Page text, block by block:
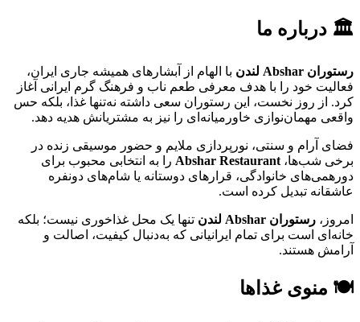
🏛️ درباره ما
رستورانAbshar لندنبا الهام از آبشارهای همیشه جاری ایران،
فعالیت خود را با هدف معرفی طعم ناب و فرهنگ گرم ایرانی آغاز
کرد. از روز نخست، این رستوران سعی داشته نه‌تنها غذا، بلکه حس
واقعی مهمان‌نوازی خاورمیانه‌ای را نیز به مشتریانش هدیه دهد.
فضای آرام و سنتی، نورپردازی ملایم و حضور موسیقی زنده در
برخی شب‌ها،Abshar Restaurantرا به انتخابی محبوب برای
دورهمی‌های خانوادگی، قرارهای دوستانه یا شام‌های دونفره
عاشقانه تبدیل کرده است.
امروز، رستورانAbshar لندنتنها یک محل غذاخوری نیست؛ بلکه
خانه‌ای است برای تمام ایرانیانی که به‌دنبال کیفیت، اصالت و
آرامش هستند.
🍽️ منوی غذاها